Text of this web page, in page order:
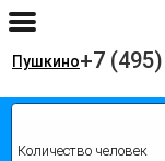
Пушкино+7
Количество человек